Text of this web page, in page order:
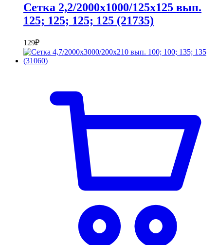
Сетка 2,2/2000х1000/125х125 вып.
125; 125; 125; 125 (21735)
129₽